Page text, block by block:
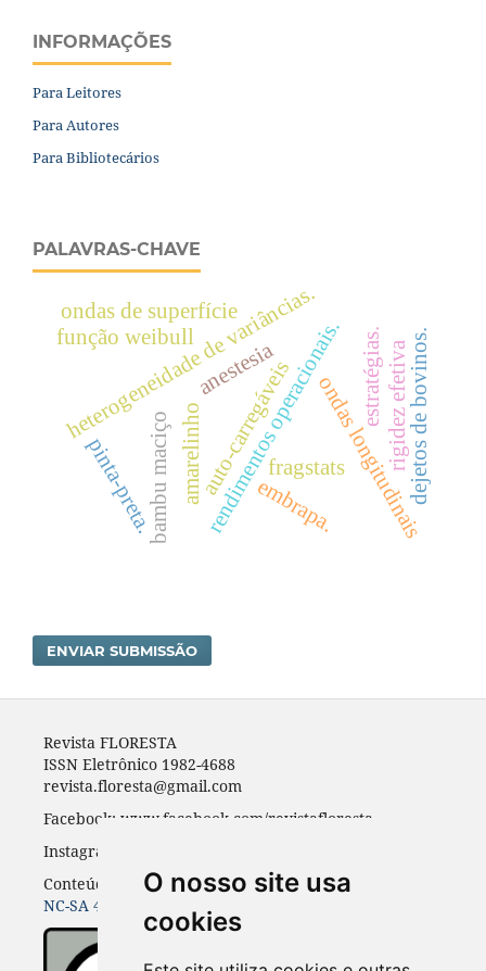
O nosso site usa
cookies
INFORMAÇÕES
Para Leitores
Para Autores
Para Bibliotecários
PALAVRAS-CHAVE
bambu maciço
heterogeneidade de variâncias.
auto-carregáveis
rendimentos operacionais.ondas longitudinais
ondas de superfície
fragstats
anestesia
pinta-preta. dejetos de bovinos.
amarelinho embrapa.
rigidez efetiva
estratégias.
função weibull
ENVIAR SUBMISSÃO
Revista FLORESTA
ISSN Eletrônico 1982-4688
revista.floresta@gmail.com
Facebook: www.facebook.com/revistafloresta
Instagran: revista_floresta
Conteúdos do periódico licenciados sob uma
NC-SA 4.0